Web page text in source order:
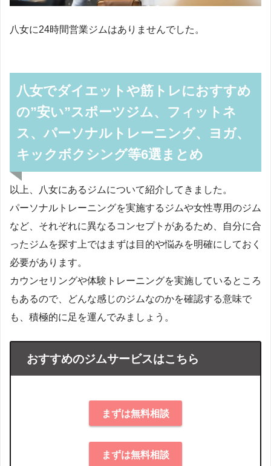
八女に24時間営業ジムはありませんでした。
八女でダイエットや筋トレにおすすめ
の”安い”スポーツジム、フィットネ
ス、パーソナルトレーニング、ヨガ、
キックボクシング等6選まとめ
以上、八女にあるジムについて紹介してきました。
パーソナルトレーニングを実施するジムや女性専用のジム
など、それぞれに異なるコンセプトがあるため、自分に合
ったジムを探す上ではまずは目的や悩みを明確にしておく
必要があります。
カウンセリングや体験トレーニングを実施しているところ
もあるので、どんな感じのジムなのかを確認する意味で
も、積極的に足を運んでみましょう。
おすすめのジムサービスはこちら
まずは無料相談
まずは無料相談